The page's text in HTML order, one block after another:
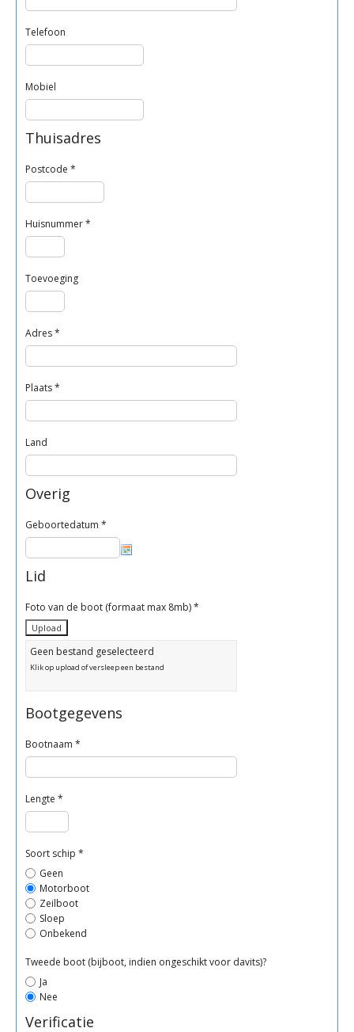
Telefoon
Mobiel
Thuisadres
Postcode *
Huisnummer*
Toevoeging
Adres*
Plaats*
Land
Overig
Geboortedatum *
Lid
Foto van de boot (formaat max 8mb)*
Geen bestand geselecteerd
Klik op upload of versleep een bestand
Bootgegevens
Bootnaam *
Lengte *
Soort schip *
Geen
Motorboot
Zeilboot
Sloep
Onbekend
Tweede boot (bijboot, indien ongeschikt voor davits)?
Ja
Nee
Verificatie